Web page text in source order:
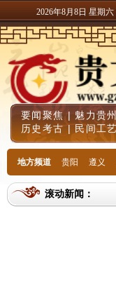
2026年8月8日 星期
要闻聚焦| 魅力贵
历史考古 | 民间工艺
地方频道 贵阳 遵义
滚动新闻：